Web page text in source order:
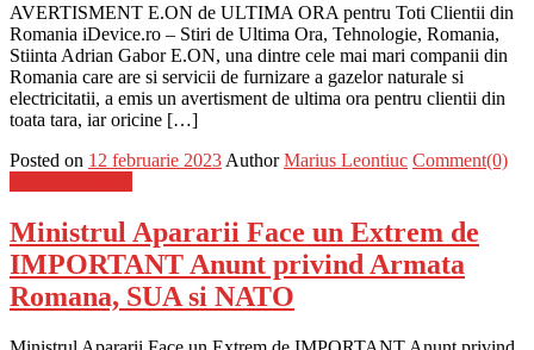
AVERTISMENT E.ON de ULTIMA ORA pentru Toti Clientii din
Romania iDevice.ro – Stiri de Ultima Ora, Tehnologie, Romania,
Stiinta Adrian Gabor E.ON, una dintre cele mai mari companii din
Romania care are si servicii de furnizare a gazelor naturale si
electricitatii, a emis un avertisment de ultima ora pentru clientii din
toata tara, iar oricine […]
Posted on 12 februarie 2023 Author Marius Leontiuc Comment(0)
Ministrul Apararii Face un Extrem de
IMPORTANT Anunt privind Armata
Romana, SUA si NATO